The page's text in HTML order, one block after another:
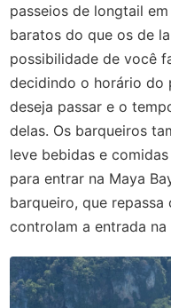
passeios de longtail
baratos do que os de
possibilidade de você
decidindo o horário do
deseja passar e o
delas. Os barqueiros
leve bebidas e
para entrar na Maya
barqueiro, que
controlam a entrada